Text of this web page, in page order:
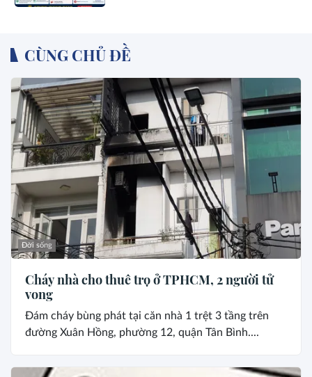
CÙNG CHỦ ĐỀ
Đời sống
Cháy nhà cho thuê trọ ở TPHCM, 2 người tử
vong
Đám cháy bùng phát tại căn nhà 1 trệt 3 tầng trên
đường Xuân Hồng, phường 12, quận Tân Bình....